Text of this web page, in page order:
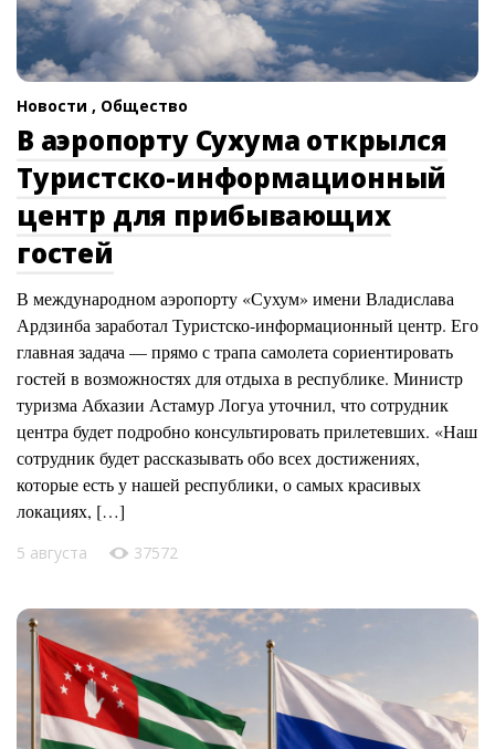
Новости , Общество
В аэропорту Сухума открылся
Туристско-информационный
центр для прибывающих
гостей
В международном аэропорту «Сухум» имени Владислава
Ардзинба заработал Туристско-информационный центр. Его
главная задача — прямо с трапа самолета сориентировать
гостей в возможностях для отдыха в республике. Министр
туризма Абхазии Астамур Логуа уточнил, что сотрудник
центра будет подробно консультировать прилетевших. «Наш
сотрудник будет рассказывать обо всех достижениях,
которые есть у нашей республики, о самых красивых
локациях, […]
5 августа 37572